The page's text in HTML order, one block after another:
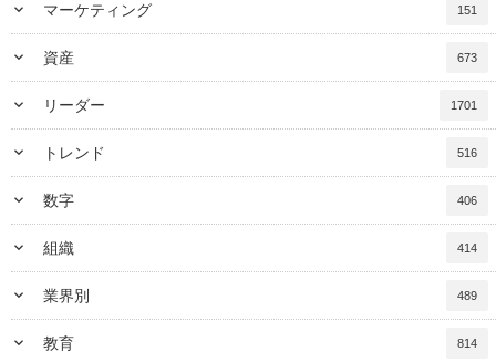
keyboard_arrow_down マーケティング 151
keyboard_arrow_down 資産 673
keyboard_arrow_down リーダー 1701
keyboard_arrow_down トレンド 516
keyboard_arrow_down 数字 406
keyboard_arrow_down 組織 414
keyboard_arrow_down 業界別 489
keyboard_arrow_down 教育 814